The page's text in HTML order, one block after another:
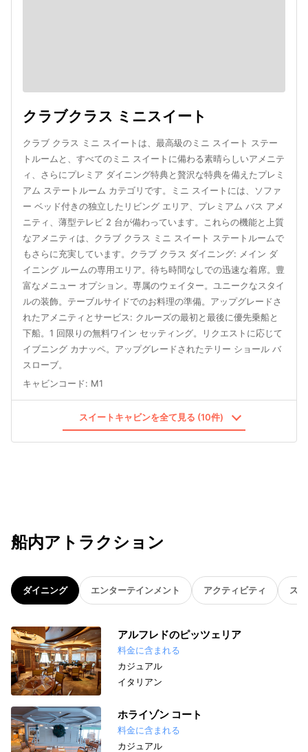
クラブクラス ミニスイート
クラブ クラス ミニ スイートは、最高級のミニ スイート ステー
トルームと、すべてのミニ スイートに備わる素晴らしいアメニテ
ィ、さらにプレミア ダイニング特典と贅沢な特典を備えたプレミ
アム ステートルーム カテゴリです。ミニ スイートには、ソファ
ー ベッド付きの独立したリビング エリア、プレミアム バス アメ
ニティ、薄型テレビ 2 台が備わっています。これらの機能と上質
なアメニティは、クラブ クラス ミニ スイート ステートルームで
もさらに充実しています。クラブ クラス ダイニング: メイン ダ
イニング ルームの専用エリア。待ち時間なしでの迅速な着席。豊
富なメニュー オプション。専属のウェイター。ユニークなスタイ
ルの装飾。テーブルサイドでのお料理の準備。アップグレードさ
れたアメニティとサービス: クルーズの最初と最後に優先乗船と
下船。1 回限りの無料ワイン セッティング。リクエストに応じて
イブニング カナッペ。アップグレードされたテリー ショール バ
スローブ。
キャビンコード: M1
スイートキャビンを全て見る (10件)
船内アトラクション
ダイニング エンターテインメント アクティビティ ス
アルフレドのピッツェリア
料金に含まれる
カジュアル
イタリアン
ホライゾン コート
料金に含まれる
カジュアル